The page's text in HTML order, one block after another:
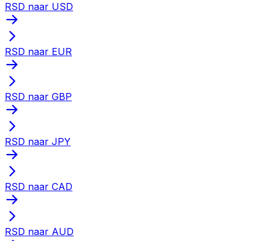
RSD naar USD
RSD naar EUR
RSD naar GBP
RSD naar JPY
RSD naar CAD
RSD naar AUD